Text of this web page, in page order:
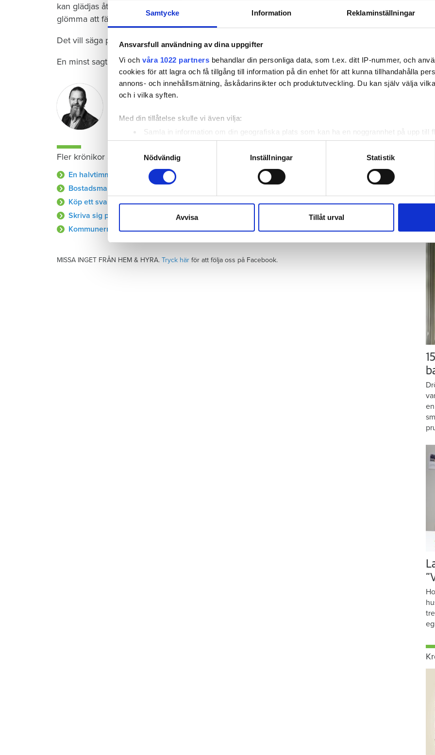
Samtycke Information Reklaminställningar
Ansvarsfull användning av dina uppgifter
Vi och våra 1022 partners behandlar din personliga data, som t.ex. ditt IP-nummer, och
cookies för att lagra och få tillgång till information på din enhet för att kunna tillhandahålla
annons- och innehållsmätning, åskådarinsikter och produktutveckling. Du kan själv välja
och i vilka syften.
Med din tillåtelse skulle vi även vilja:
Samla in information om din geografiska plats som kan ha en noggrannhet på upp till
Identifiera din enhet genom att aktivt skanna den för specifika kännetecken
Ta reda på mer om hur dina personliga uppgifter behandlas och ställ in dina preferenser i
eller dra tillbaka ditt samtycke när som helst från cookie-förklaringen.
sociala medier och analysera vår trafik. Vi vidarebefordrar även sådana identifierare och
till de sociala medier och annons- och analysföretag som vi samarbetar med. Dessa kan i
Nödvändig
Inställningar Statistik
Avvisa Tillåt urval
kan glädjas åt de miljoner vi sannolikt tjänat på diverse samhällsnyttiga aktiviteter som att
glömma att fälla ner toalettringen eller somna för tidigt i soffan på fredag kväll.
Det vill säga på att bo.
En minst sagt svår logik att greppa.
Johan Sjöholm
Redaktionschef Hem & Hyra
johan.sjoholm@hemhyra.se
Fler krönikor av Johan Sjöholm
En halvtimme i rätten kunde ha sabbat Mariams liv – men någon råkade bry sig
Bostadsmarknaden göder ett tvåsamhetsideal som doftar unket av 1950-tal
Köp ett svartkontrakt – betala med samvetet om plånboken är tunn
Skriva sig på en fejkadress – för många ett brott lätt att leva med
Kommunerna som ogenerat dubbelbeskattar sina hyresgäster
MISSA INGET FRÅN HEM & HYRA. Tryck här för att följa oss på Facebook.